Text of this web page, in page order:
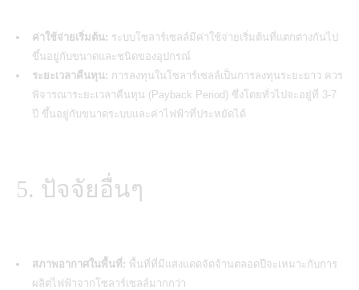
ค่าใช้จ่ายเริ่มต้น: ระบบโซลาร์เซลล์มีค่าใช้จ่ายเริ่มต้นที่แตกต่างกันไป
ขึ้นอยู่กับขนาดและชนิดของอุปกรณ์
ระยะเวลาคืนทุน: การลงทุนในโซลาร์เซลล์เป็นการลงทุนระยะยาว ควร
พิจารณาระยะเวลาคืนทุน (Payback Period) ซึ่งโดยทั่วไปจะอยู่ที่ 3-7
ปี ขึ้นอยู่กับขนาดระบบและค่าไฟฟ้าที่ประหยัดได้
5. ปัจจัยอื่นๆ
สภาพอากาศในพื้นที่: พื้นที่ที่มีแสงแดดจัดจ้านตลอดปีจะเหมาะกับการ
ผลิตไฟฟ้าจากโซลาร์เซลล์มากกว่า